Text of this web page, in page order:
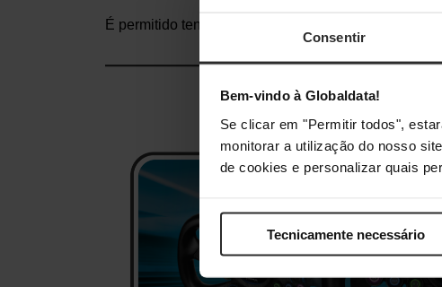
Consentir
Bem-vindo à Globaldata!
Se clicar em "Permitir todos",
monitorar a utilização do nosso
de cookies e personalizar quais
Tecnicamente necessário
É permitido tentares mais do que uma vez, desde
Temos